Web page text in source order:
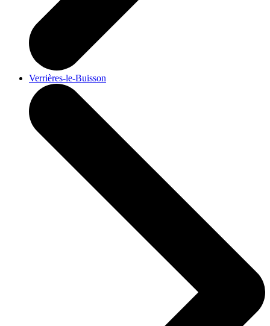
Verrières-le-Buisson